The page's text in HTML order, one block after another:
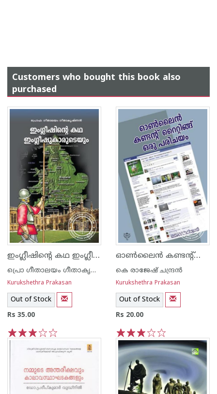
Customers who bought this book also
purchased
ഇംഗ്ലീഷിന്റെ കഥ ഇംഗ്ലീഷുകാരുടെയും
പ്രൊ ഗീതാലയം ഗീതാകൃഷ്ണ‌ന്‍
Kurukshethra Prakasan
Out of Stock
Rs 35.00
1
ഓണ്‍ലൈ‌ന്‍ കണ്ടന്റ്റൈറ്റിങ്ങ് ഒരു പരിചയം
കെ രാജേഷ് ചന്ദ്ര‌ന്‍
Kurukshethra Prakasan
Out of Stock
Rs 20.00
5
4
3
2
1